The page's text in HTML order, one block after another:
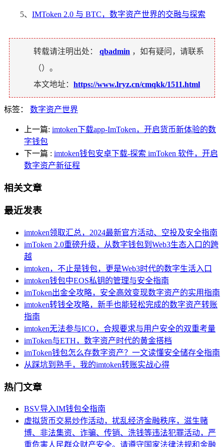
5、 IMToken 2.0 与 BTC，数字资产世界的交融与探索
转载请注明出处： qbadmin ，如有疑问，请联系
（）。
本文地址： https://www.lryz.cn/cmqkk/1511.html
标签： 数字资产世界
上一篇: imtoken下载app-ImToken，开启货币新体验的数
字钱包
下一篇 : imtoken钱包安卓下载-探索 imToken 软件，开启
数字资产新征程
相关文章
最近发表
imtoken领取汇总，2024最新官方活动、空投及安全指南
imToken 2.0重磅升级，从数字钱包到Web3生态入口的跨
越
imtoken，不止是钱包，更是Web3时代的数字生活入口
imtoken钱包中EOS私钥的管理与安全指南
imToken出金全攻略，安全高效变现数字资产的实用指南
imtoken转钱全攻略，新手也能轻松完成的数字资产转账
指南
imtoken无法参与ICO，合规要求与用户安全的双重考量
imToken与ETH，数字资产时代的黄金搭档
imToken钱包怎么存数字资产？一文读懂安全储存全指南
从踩坑到熟手，我的imtoken转账实战心得
热门文章
BSV导入IM钱包全指南
虚拟货币交易炒作活动，扰乱经济金融秩序，滋生赌
博、非法集资、诈骗、传销、洗钱等违法犯罪活动，严
重危害人民群众财产安全。请遵守国家法律法规和金融